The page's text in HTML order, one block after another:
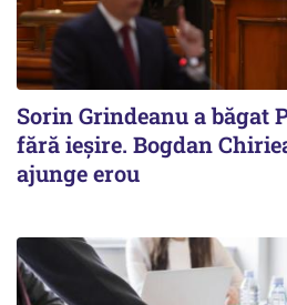
Sorin Grindeanu a băgat
fără ieșire. Bogdan
ajunge erou